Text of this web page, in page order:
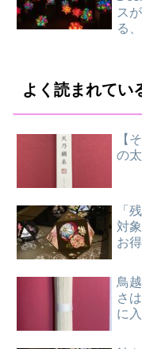
ス
る
よく読まれてい
【
の
「
対
お
鳥
さ
に